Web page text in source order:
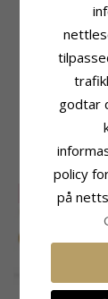
RS Of
Halskjede
Edelmetall: Sølv
Blank
Overflate: Ru
godtar
policy
på